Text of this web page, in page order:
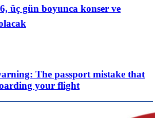
üç gün boyunca konser ve
The passport mistake that
your flight